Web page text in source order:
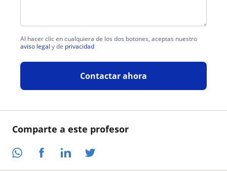
Comparte a este profesor
Al hacer clic en cualquiera de los dos botones, aceptas nuestro
aviso legal y de privacidad
Contactar ahora